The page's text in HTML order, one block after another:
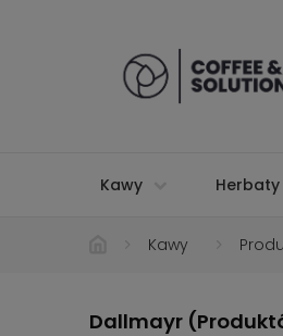
Kawy Herbaty
Kawy
Dallmayr